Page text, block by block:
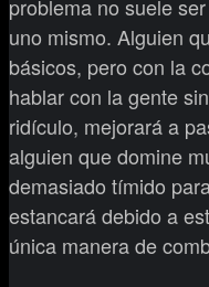
problema no suele
uno mismo. Alguien
básicos, pero con la
hablar con la gente
ridículo, mejorará a
alguien que domine
demasiado tímido
estancará debido a
única manera de